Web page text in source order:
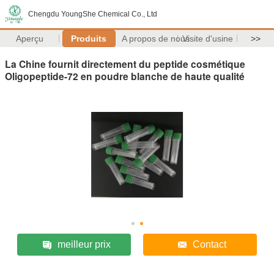
Chengdu YoungShe Chemical Co., Ltd
Aperçu Produits A propos de nousVisite d'usine >>
La Chine fournit directement du peptide cosmétique
Oligopeptide-72 en poudre blanche de haute qualité
meilleur prix Contact